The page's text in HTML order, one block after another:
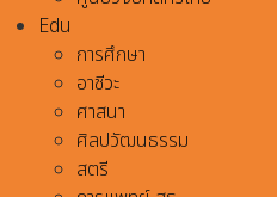
Edu
การศึกษา
อาชีวะ
ศาสนา
ศิลปวัฒนธรรม
สตรี